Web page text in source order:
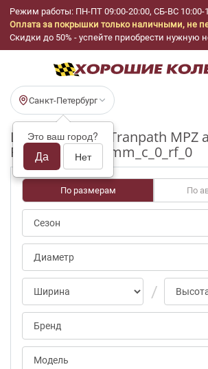
Режим работы: ПН-ПТ 09:00-20:00, СБ-ВС 10:00-
Оплата за покрышки только наличными, не
Скидки до 50% - успейте приобрести нужную
Санкт-Петербург
Это ваш город?
Да Нет
Шины бу Toyo Tranpath MPZ
R16_175_60_5-6mm_c_0_rf_0
По размерам По